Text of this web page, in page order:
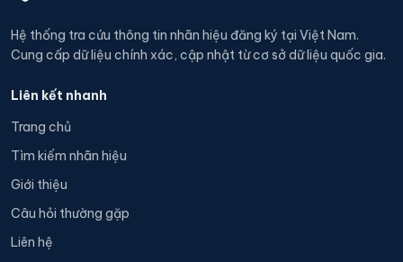
Hệ thống tra cứu thông tin nhãn hiệu đăng ký tại Việt Nam.
Cung cấp dữ liệu chính xác, cập nhật từ cơ sở dữ liệu quốc gia.
Liên kết nhanh
Trang chủ
Tìm kiếm nhãn hiệu
Giới thiệu
Câu hỏi thường gặp
Liên hệ